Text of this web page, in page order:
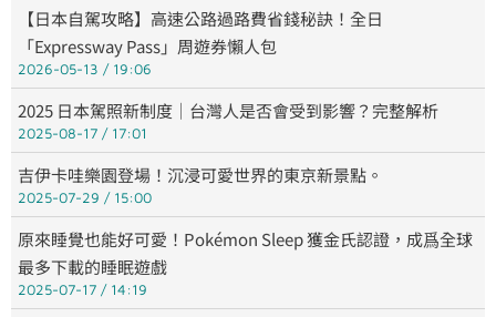
【日本自駕攻略】高速公路過路費省錢秘訣！全日
「Expressway Pass」周遊券懶人包
2026-05-13 19:06
2025 日本駕照新制度｜台灣人是否會受到影響？完整解析
2025-08-17 17:01
吉伊卡哇樂園登場！沉浸可愛世界的東京新景點。
2025-07-29 15:00
原來睡覺也能好可愛！Pokémon Sleep 獲金氏認證，成爲全球
最多下載的睡眠遊戲
2025-07-17 14:19